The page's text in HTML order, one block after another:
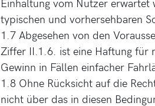
typischen und vorhersehbaren
1.7 Abgesehen von den
Ziffer II.1.6. ist eine Haftung für
Gewinn in Fällen einfacher
1.8 Ohne Rücksicht auf die
nicht über das in diesen